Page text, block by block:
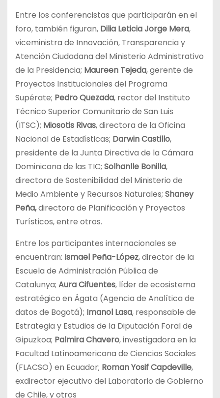
Entre los conferencistas que participarán en el
foro, también figuran, Dilia Leticia Jorge Mera,
viceministra de Innovación, Transparencia y
Atención Ciudadana del Ministerio Administrativo
de la Presidencia; Maureen Tejeda, gerente de
Proyectos Institucionales del Programa
Supérate; Pedro Quezada, rector del Instituto
Técnico Superior Comunitario de San Luis
(ITSC); Miosotis Rivas, directora de la Oficina
Nacional de Estadísticas; Darwin Castillo,
presidente de la Junta Directiva de la Cámara
Dominicana de las TIC; Solhanlle Bonilla,
directora de Sostenibilidad del Ministerio de
Medio Ambiente y Recursos Naturales; Shaney
Peña,directora de Planificación y Proyectos
Turísticos, entre otros.
Entre los participantes internacionales se
encuentran: Ismael Peña-López, director de la
Escuela de Administración Pública de
Catalunya; Aura Cifuentes, líder de ecosistema
estratégico en Ágata (Agencia de Analítica de
datos de Bogotá); Imanol Lasa, responsable de
Estrategia y Estudios de la Diputación Foral de
Gipuzkoa; Palmira Chavero, investigadora en la
Facultad Latinoamericana de Ciencias Sociales
(FLACSO) en Ecuador; Roman Yosif Capdeville,
exdirector ejecutivo del Laboratorio de Gobierno
de Chile, y otros